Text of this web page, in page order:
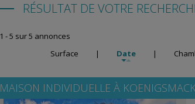
RÉSULTAT DE VOTRE
1 - 5 sur 5 annonces
Surface
| Date |
MAISON INDIVIDUELLE À